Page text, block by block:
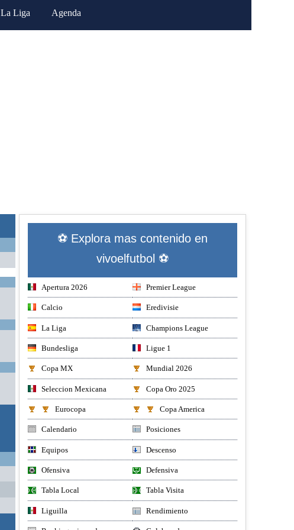
La Liga Agenda
⚽ Explora mas contenido en
vivoelfutbol ⚽
Apertura 2026 Premier League
Calcio Eredivisie
La Liga Champions League
Bundesliga Ligue 1
Copa MX Mundial 2026
Seleccion Mexicana Copa Oro 2025
Eurocopa Copa America
Calendario Posiciones
Equipos Descenso
Ofensiva Defensiva
Tabla Local Tabla Visita
Liguilla Rendimiento